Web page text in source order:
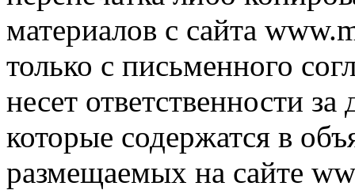
материалов с сайта
только с письменного
несет ответственности
которые содержатся в
размещаемых на сайте